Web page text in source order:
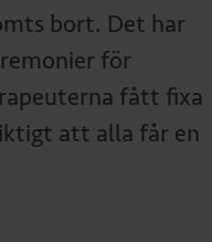
bort. Det har
för
fått fixa
att alla får en